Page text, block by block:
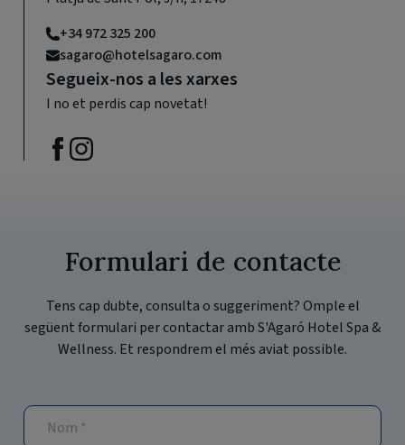
+34 972 325 200
sagaro@hotelsagaro.com
Segueix-nos a les xarxes
I no et perdis cap novetat!
Formulari de contacte
Tens cap dubte, consulta o suggeriment? Omple el
següent formulari per contactar amb S'Agaró Hotel Spa &
Wellness. Et respondrem el més aviat possible.